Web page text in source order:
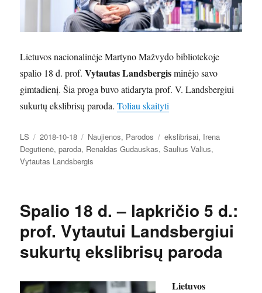
Lietuvos nacionalinėje Martyno Mažvydo bibliotekoje
spalio 18 d. prof. Vytautas Landsbergisminėjo savo
gimtadienį. Šia proga buvo atidaryta prof. V. Landsbergiui
sukurtų ekslibrisų paroda.Toliau skaityti
Autorius
LS Paskelbta
2018-10-18 Kategorijos
Naujienos, Parodos Žymos
ekslibrisai, Irena
Degutienė,paroda, Renaldas Gudauskas,Saulius Valius,
Vytautas Landsbergis
Spalio 18 d. – lapkričio 5 d.:
prof. Vytautui Landsbergiui
sukurtų ekslibrisų paroda
Lietuvos